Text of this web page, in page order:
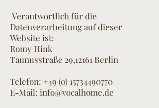
Verantwortlich für die
Datenverarbeitung auf dieser
Website ist:
Romy Hink
Taunusstraße 29,12161 Berlin
Telefon: +49 (0) 15734490770
E-Mail: info@vocalhome.de